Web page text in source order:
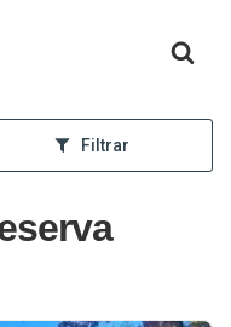
Filtrar